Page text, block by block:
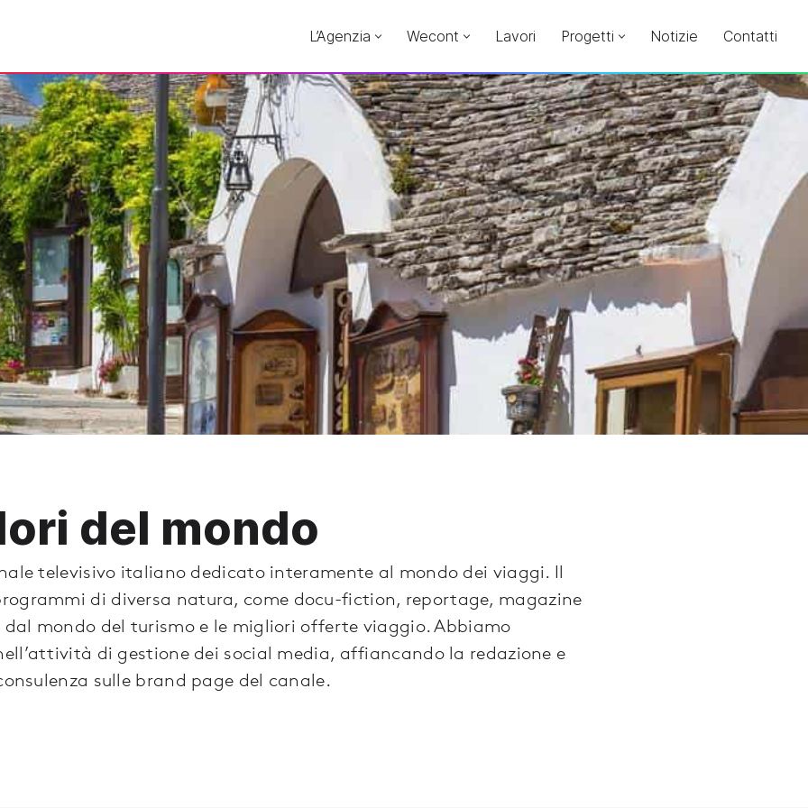
L’Agenzia Wecont Lavori Progetti Notizie Contatti
del mondo
televisivo italiano dedicato interamente al mondo dei viaggi. Il
di diversa natura, come docu-fiction, reportage, magazine
mondo del turismo e le migliori offerte viaggio. Abbiamo
di gestione dei social media, affiancando la redazione e
sulle brand page del canale.